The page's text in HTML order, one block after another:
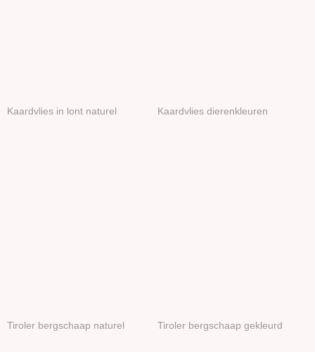
Kaardvlies in lont naturel Kaardvlies dierenkleuren
Tiroler bergschaap naturel Tiroler bergschaap gekleurd